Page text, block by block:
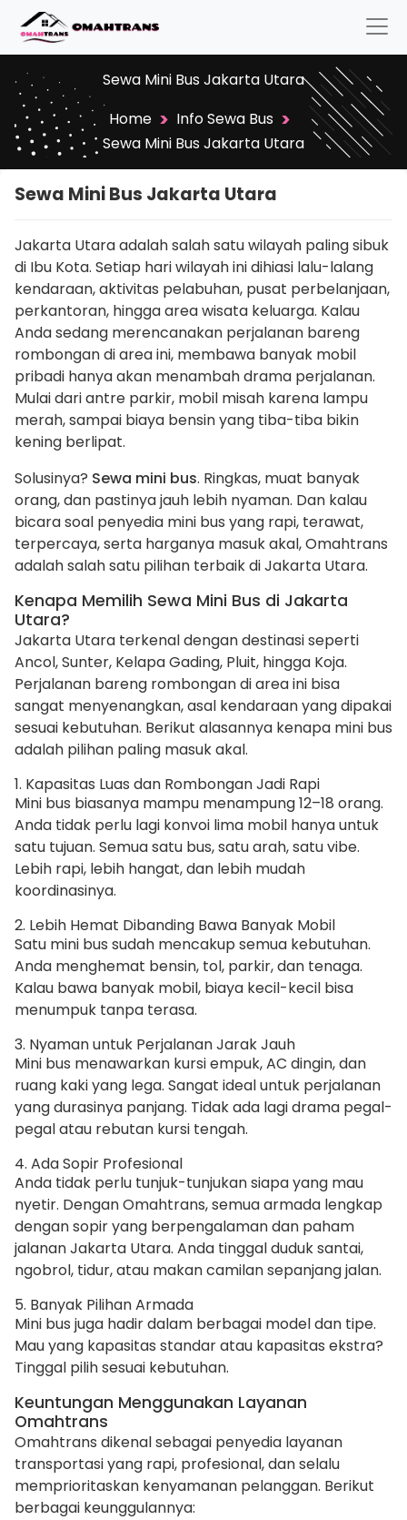
Sewa Mini Bus Jakarta Utara
Home > Info Sewa Bus >
Sewa Mini Bus Jakarta Utara
Sewa Mini Bus Jakarta Utara
Jakarta Utara adalah salah satu wilayah paling sibuk
di Ibu Kota. Setiap hari wilayah ini dihiasi lalu-lalang
kendaraan, aktivitas pelabuhan, pusat perbelanjaan,
perkantoran, hingga area wisata keluarga. Kalau
Anda sedang merencanakan perjalanan bareng
rombongan di area ini, membawa banyak mobil
pribadi hanya akan menambah drama perjalanan.
Mulai dari antre parkir, mobil misah karena lampu
merah, sampai biaya bensin yang tiba-tiba bikin
kening berlipat.
Solusinya? Sewa mini bus. Ringkas, muat banyak
orang, dan pastinya jauh lebih nyaman. Dan kalau
bicara soal penyedia mini bus yang rapi, terawat,
terpercaya, serta harganya masuk akal, Omahtrans
adalah salah satu pilihan terbaik di Jakarta Utara.
Kenapa Memilih Sewa Mini Bus di Jakarta
Utara?
Jakarta Utara terkenal dengan destinasi seperti
Ancol, Sunter, Kelapa Gading, Pluit, hingga Koja.
Perjalanan bareng rombongan di area ini bisa
sangat menyenangkan, asal kendaraan yang dipakai
sesuai kebutuhan. Berikut alasannya kenapa mini bus
adalah pilihan paling masuk akal.
1. Kapasitas Luas dan Rombongan Jadi Rapi
Mini bus biasanya mampu menampung 12–18 orang.
Anda tidak perlu lagi konvoi lima mobil hanya untuk
satu tujuan. Semua satu bus, satu arah, satu vibe.
Lebih rapi, lebih hangat, dan lebih mudah
koordinasinya.
2. Lebih Hemat Dibanding Bawa Banyak Mobil
Satu mini bus sudah mencakup semua kebutuhan.
Anda menghemat bensin, tol, parkir, dan tenaga.
Kalau bawa banyak mobil, biaya kecil-kecil bisa
menumpuk tanpa terasa.
3. Nyaman untuk Perjalanan Jarak Jauh
Mini bus menawarkan kursi empuk, AC dingin, dan
ruang kaki yang lega. Sangat ideal untuk perjalanan
yang durasinya panjang. Tidak ada lagi drama pegal-
pegal atau rebutan kursi tengah.
4. Ada Sopir Profesional
Anda tidak perlu tunjuk-tunjukan siapa yang mau
nyetir. Dengan Omahtrans, semua armada lengkap
dengan sopir yang berpengalaman dan paham
jalanan Jakarta Utara. Anda tinggal duduk santai,
ngobrol, tidur, atau makan camilan sepanjang jalan.
5. Banyak Pilihan Armada
Mini bus juga hadir dalam berbagai model dan tipe.
Mau yang kapasitas standar atau kapasitas ekstra?
Tinggal pilih sesuai kebutuhan.
Keuntungan Menggunakan Layanan
Omahtrans
Omahtrans dikenal sebagai penyedia layanan
transportasi yang rapi, profesional, dan selalu
memprioritaskan kenyamanan pelanggan. Berikut
berbagai keunggulannya: